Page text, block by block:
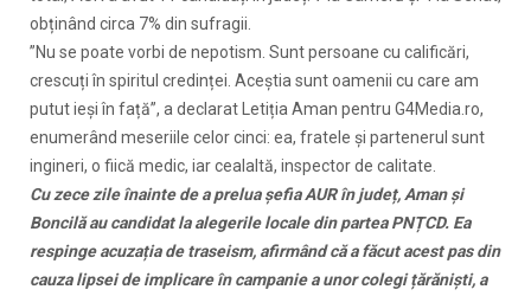
obținând circa 7% din sufragii.
”Nu se poate vorbi de nepotism. Sunt persoane cu calificări,
crescuți în spiritul credinței. Aceștia sunt oamenii cu care am
putut ieși în față”, a declarat Letiția Aman pentru G4Media.ro,
enumerând meseriile celor cinci: ea, fratele și partenerul sunt
ingineri, o fiică medic, iar cealaltă, inspector de calitate.
Cu zece zile înainte de a prelua șefia AUR în județ, Aman și
Boncilă au candidat la alegerile locale din partea PNȚCD. Ea
respinge acuzația de traseism, afirmând că a făcut acest pas din
cauza lipsei de implicare în campanie a unor colegi țărăniști, a